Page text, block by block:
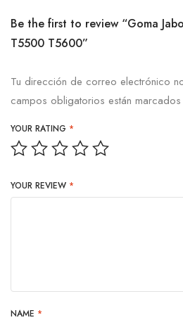
Be the first to review “Goma
T5500 T5600”
Tu dirección de correo electrónico
campos obligatorios están
YOUR RATING *
YOUR REVIEW *
NAME *